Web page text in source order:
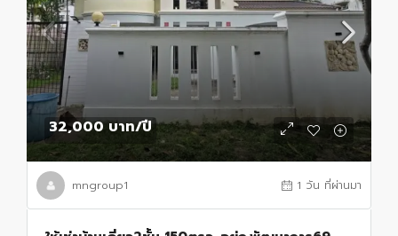
32,000 บาท/ปี
mngroup1 1 วัน ที่ผ่านมา